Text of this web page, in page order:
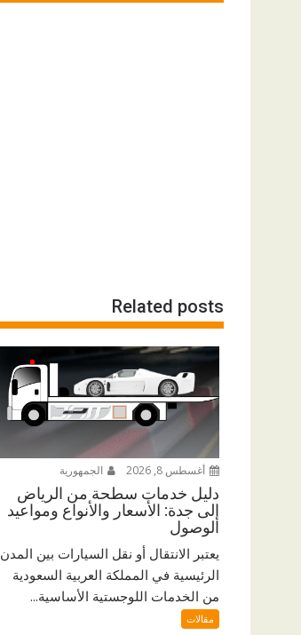
Related posts
أغسطس 8, 2026 الجمهورية
دليل خدمات سطحة من الرياض
إلى جدة: الأسعار والأنواع ومواعيد
الوصول
يعتبر الانتقال أو نقل السيارات بين المدن
الرئيسية في المملكة العربية السعودية
من الخدمات اللوجستية الأساسية...
مقالات